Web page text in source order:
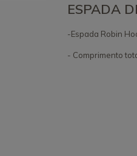
ESPADA
-Espada Robin
- Comprimento